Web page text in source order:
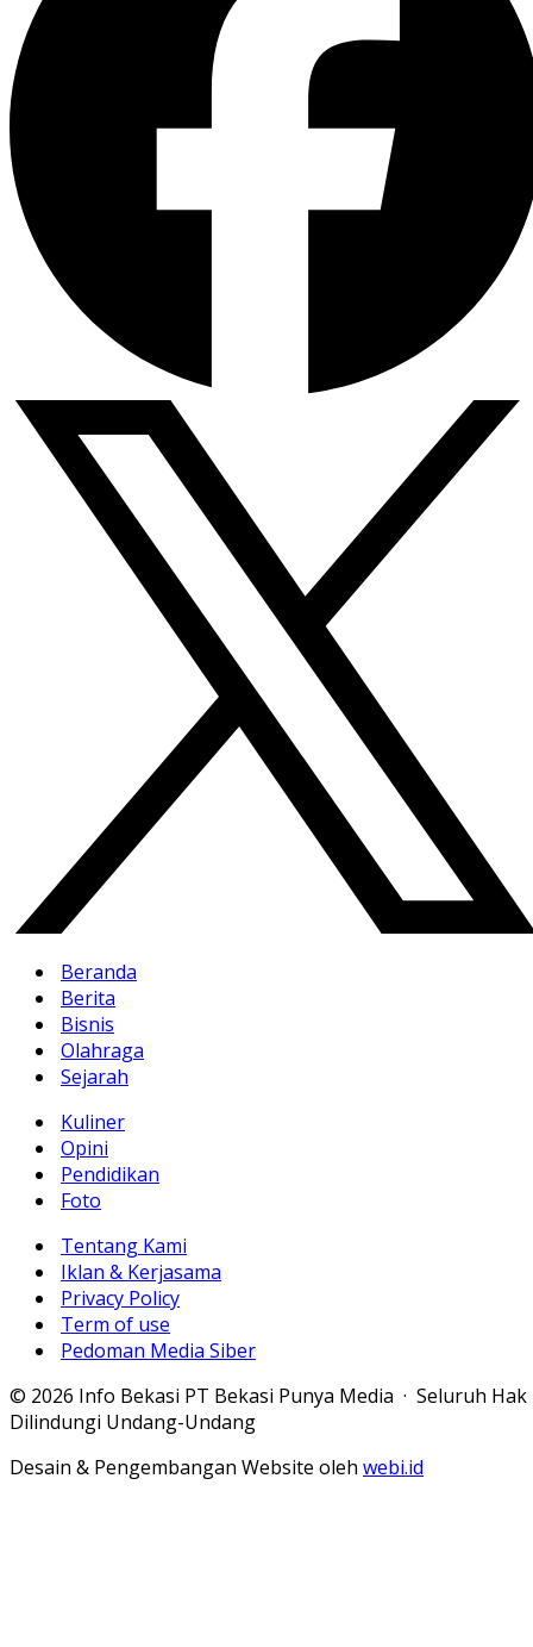
Beranda
Berita
Bisnis
Olahraga
Sejarah
Kuliner
Opini
Pendidikan
Foto
Tentang Kami
Iklan & Kerjasama
Privacy Policy
Term of use
Pedoman Media Siber
© 2026 Info Bekasi PT Bekasi Punya Media · Seluruh Hak
Dilindungi Undang-Undang
Desain & Pengembangan Website oleh webi.id